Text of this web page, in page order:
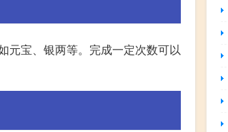
元宝、银两等。完成一定次数可以